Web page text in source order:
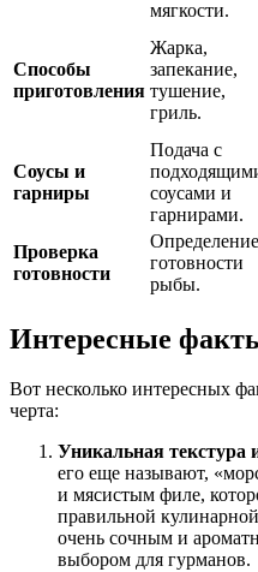
мягкости.
Способы
приготовления
Жарка,
запекание,
тушение,
гриль.
Соусы и
гарниры
Подача с
соусами и
гарнирами.
Проверка
готовности
Определение
готовности
рыбы.
Интересные
Вот несколько интересных
черта:
Уникальная текстура
его еще называют,
и мясистым филе,
правильной
очень сочным и
выбором для гурманов.